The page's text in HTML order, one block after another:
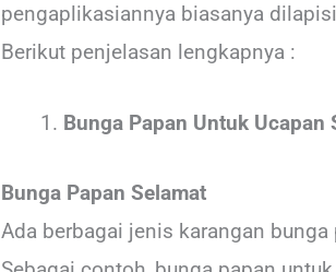
pengaplikasiannya biasanya
Berikut penjelasan lengkapnya :
Bunga Papan Untuk Ucapan
Bunga Papan Selamat
Ada berbagai jenis karangan